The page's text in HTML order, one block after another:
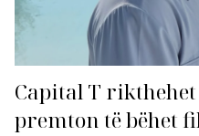
Capital T rikthehet
premton të bëhet